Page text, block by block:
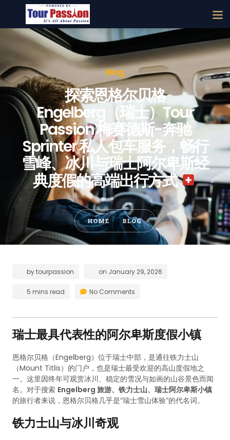
Blog
探索恩格尔贝格
Engelberg（瑞士）Tour
Passion 梅赛德斯-奔驰
Sprinter 私人包车服务，畅行
雪峰、冰川与瑞士阿尔卑斯经
典度假的高端出行方式
HOME BLOG
bytourpassion on January 29, 2026
5 mins read No Comments
瑞士最具代表性的阿尔卑斯度假小镇
恩格尔贝格（Engelberg）位于瑞士中部，是通往铁力士山
（Mount Titlis）的门户，也是瑞士最受欢迎的高山度假地之
一。这里因终年可观赏冰川、稳定的雪况与如画的山谷景色而闻
名。对于搜索 Engelberg 旅游、铁力士山、瑞士阿尔卑斯小镇
的旅行者来说，恩格尔贝格几乎是“瑞士雪山体验”的代名词。
铁力士山与冰川奇观